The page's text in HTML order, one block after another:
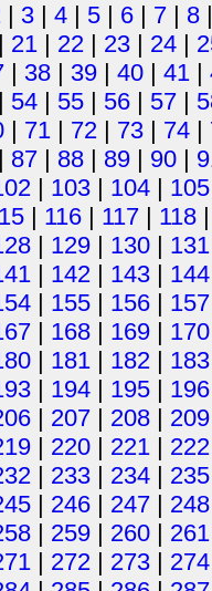
| 3 | 4 | 5 | 6 | 7 | 8
| 21 | 22 | 23 | 24 |
| 38 | 39 | 40 | 41 |
| 54 | 55 | 56 | 57 |
| 71 | 72 | 73 | 74 |
| 87 | 88 | 89 | 90 |
| 103 | 104 | 105
| 116 | 117 | 118
| 129 | 130 | 131
| 142 | 143 | 144
| 155 | 156 | 157
| 168 | 169 | 170
| 181 | 182 | 183
| 194 | 195 | 196
| 207 | 208 | 209
| 220 | 221 | 222
| 233 | 234 | 235
| 246 | 247 | 248
| 259 | 260 | 261
| 272 | 273 | 274